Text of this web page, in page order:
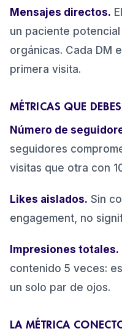
Mensajes directos.
un paciente
orgánicas. Cada DM
primera visita.
MÉTRICAS QUE
Número de
seguidores
visitas que otra con
Likes aislados. Sin
engagement, no
Impresiones totales.
contenido 5 veces:
un solo par de ojos.
LA MÉTRICA